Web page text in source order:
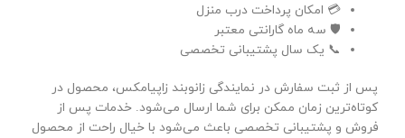
💳 امکان پرداخت درب منزل
🛡 سه ماه گارانتی معتبر
📞 یک سال پشتیبانی تخصصی
پس از ثبت سفارش در نمایندگی زانوبند زاپیامکس، محصول در
کوتاه‌ترین زمان ممکن برای شما ارسال می‌شود. خدمات پس از
فروش و پشتیبانی تخصصی باعث می‌شود با خیال راحت از محصول